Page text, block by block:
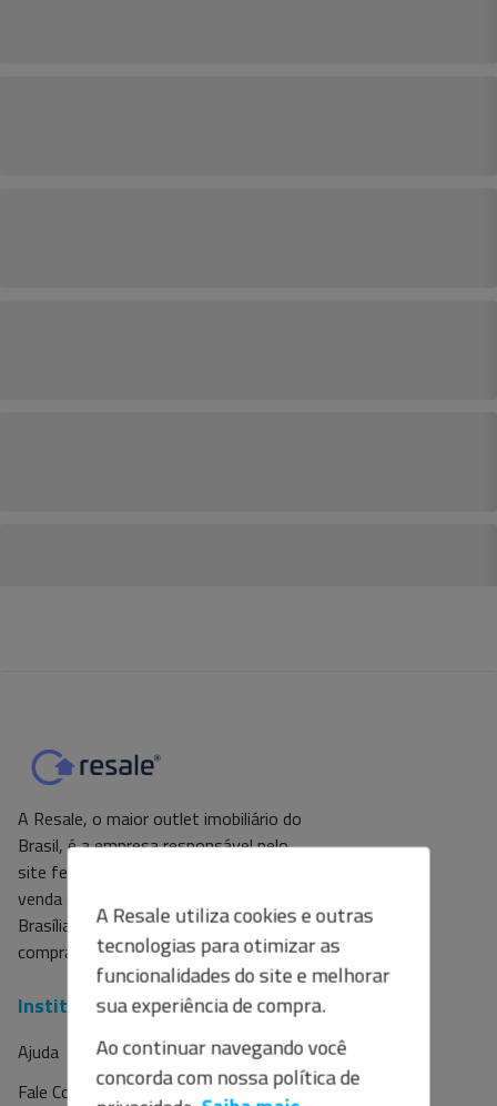
tecnologias para otimizar as
funcionalidades do site e melhorar
sua experiência de compra.
Ao continuar navegando você
concorda com nossa política de
privacidade.Saiba mais.
A Resale, o maior outlet imobiliário do
Brasil, é a empresa responsável pelo
site feiraobrb.com.br. Os imóveis para
venda são de propriedade do Banco de
Brasília (BRB) e estão disponíveis para
compra direta pelo consumidor final.
Institucional
Ajuda
Fale Conosco